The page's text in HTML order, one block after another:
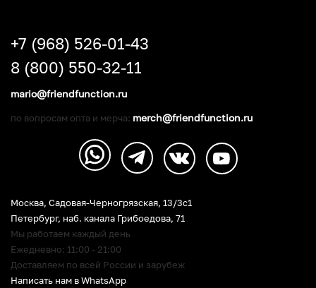
Москва, Садовая-Черногрязская, 13/3c1
Петербург, наб. канала Грибоедова, 71
Мы работаем каждый день
Ежедневно: 11:00 - 21:00
Доставляем по всей России и зарубеж
Написать нам в WhatsApp
+7 (968) 526-01-43
8 (800) 550-32-11
mario@friendfunction.ru
по вопросам опта и мерча: merch@friendfunction.ru